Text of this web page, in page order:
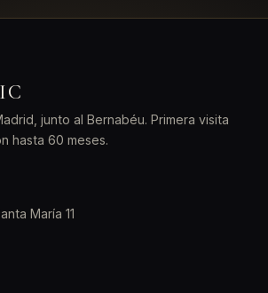
junto al Bernabéu. Primera visita
hasta 60 meses.
María 11